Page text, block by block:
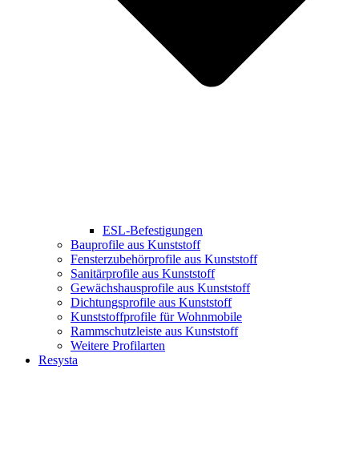
ESL-Befestigungen
Bauprofile aus Kunststoff
Fensterzubehörprofile aus Kunststoff
Sanitärprofile aus Kunststoff
Gewächshausprofile aus Kunststoff
Dichtungsprofile aus Kunststoff
Kunststoffprofile für Wohnmobile
Rammschutzleiste aus Kunststoff
Weitere Profilarten
Resysta